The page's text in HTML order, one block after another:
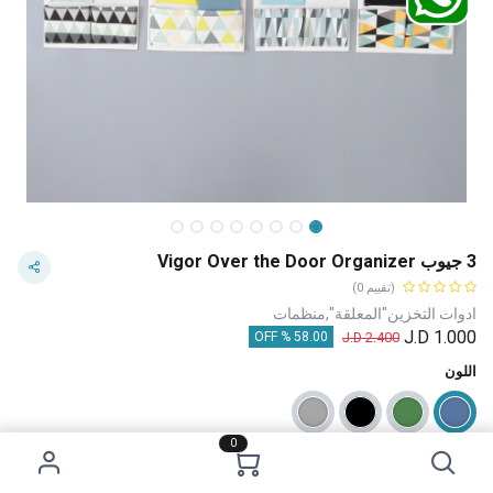
0
3 جيوب Vigor Over the Door Organizer
(تقييم 0)
ادوات التخزين"المعلقة",منظمات
1.000
2.400
J.D
58.00 % OFF
اللون